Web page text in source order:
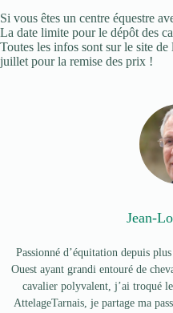
Si vous êtes un centre équestre
La date limite pour le dépôt des
Toutes les infos sont sur le site
juillet pour la remise des prix !
Jean-
Passionné d’équitation depuis
Ouest ayant grandi entouré de
cavalier polyvalent, j’ai troqué
AttelageTarnais, je partage ma